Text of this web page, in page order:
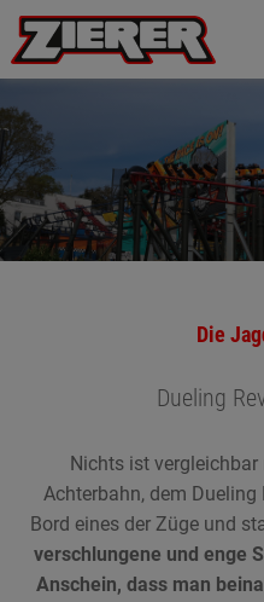
Die
Dueling
Nichts ist vergleichbar
Achterbahn, dem Dueling
Bord eines der Züge und
verschlungene und enge
Anschein, dass man